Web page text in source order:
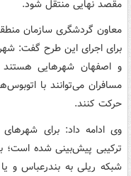
مقصد نهایی منتقل شود.
معاون گردشگری سازمان
برای اجرای این طرح گفت:
و اصفهان شهرهایی هستند
حرکت کنند.
وی ادامه داد: برای
ترکیبی پیش‌بینی شده است؛
شبکه ریلی به بندرعباس و